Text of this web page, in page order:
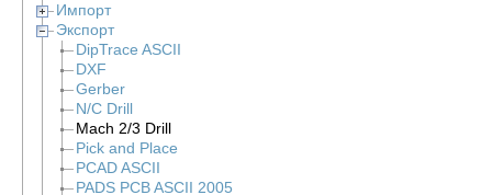
Импорт
Экспорт
DipTrace ASCII
DXF
Gerber
N/C Drill
Mach 2/3 Drill
Pick and Place
PCAD ASCII
PADS PCB ASCII 2005